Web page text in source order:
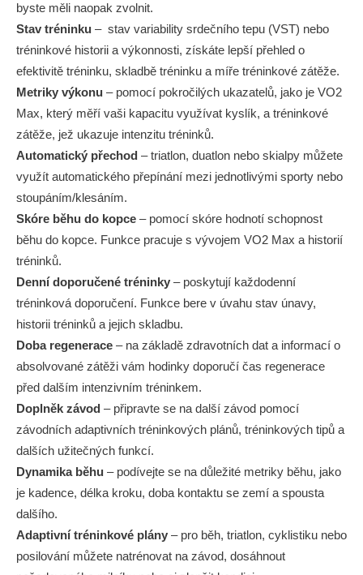
byste měli naopak zvolnit.
Stav tréninku – stav variability srdečního tepu (VST) nebo
tréninkové historii a výkonnosti, získáte lepší přehled o
efektivitě tréninku, skladbě tréninku a míře tréninkové zátěže.
Metriky výkonu – pomocí pokročilých ukazatelů, jako je VO2
Max, který měří vaši kapacitu využívat kyslík, a tréninkové
zátěže, jež ukazuje intenzitu tréninků.
Automatický přechod – triatlon, duatlon nebo skialpy můžete
využít automatického přepínání mezi jednotlivými sporty nebo
stoupáním/klesáním.
Skóre běhu do kopce – pomocí skóre hodnotí schopnost
běhu do kopce. Funkce pracuje s vývojem VO2 Max a historií
tréninků.
Denní doporučené tréninky – poskytují každodenní
tréninková doporučení. Funkce bere v úvahu stav únavy,
historii tréninků a jejich skladbu.
Doba regenerace – na základě zdravotních dat a informací o
absolvované zátěži vám hodinky doporučí čas regenerace
před dalším intenzivním tréninkem.
Doplněk závod – připravte se na další závod pomocí
závodních adaptivních tréninkových plánů, tréninkových tipů a
dalších užitečných funkcí.
Dynamika běhu – podívejte se na důležité metriky běhu, jako
je kadence, délka kroku, doba kontaktu se zemí a spousta
dalšího.
Adaptivní tréninkové plány – pro běh, triatlon, cyklistiku nebo
posilování můžete natrénovat na závod, dosáhnout